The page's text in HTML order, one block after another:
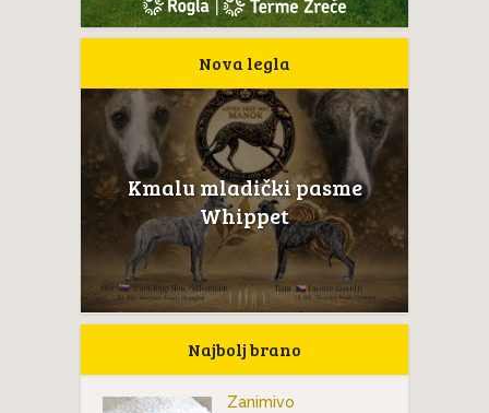
Nova legla
Kmalu mladički pasme
Whippet
Najbolj brano
Zanimivo